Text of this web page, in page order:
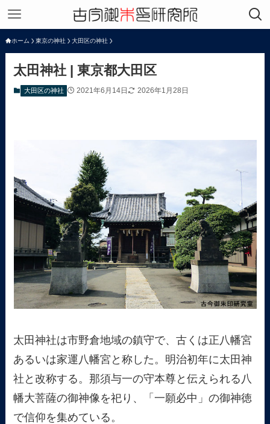
ホーム 東京の神社 大田区の神社
太田神社 | 東京都大田区
大田区の神社 2021年6月14日 2026年1月28日
太田神社は市野倉地域の鎮守で、古くは正八幡宮
あるいは家運八幡宮と称した。明治初年に太田神
社と改称する。那須与一の守本尊と伝えられる八
幡大菩薩の御神像を祀り、「一願必中」の御神徳
で信仰を集めている。